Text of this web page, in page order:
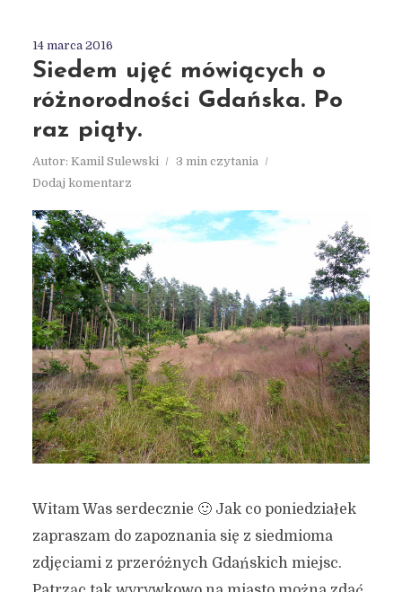
14 marca 2016
Siedem ujęć mówiących o
różnorodności Gdańska. Po
raz piąty.
Autor: Kamil Sulewski
3 min czytania
Dodaj komentarz
Witam Was serdecznie 🙂 Jak co poniedziałek
zapraszam do zapoznania się z siedmioma
zdjęciami z przeróżnych Gdańskich miejsc.